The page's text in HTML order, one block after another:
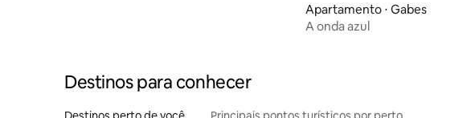
Apartamento ⋅ Gabes
A onda azul
Destinos para conhecer